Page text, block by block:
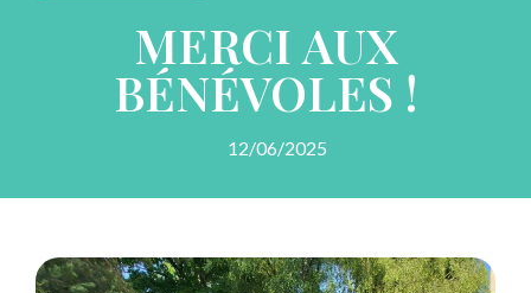
MERCI AUX
BÉNÉVOLES !
12/06/2025